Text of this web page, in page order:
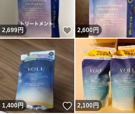
2,699円 いいね！
2,600円
1,400円 いいね！
2,100円